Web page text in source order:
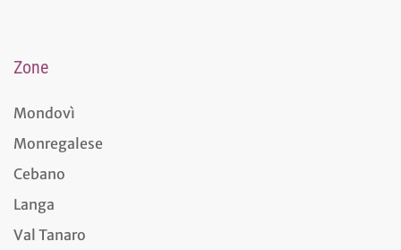
Zone
Mondovì
Monregalese
Cebano
Langa
Val Tanaro